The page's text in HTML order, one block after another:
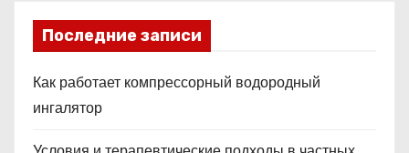
Последние записи
Как работает компрессорный водородный
ингалятор